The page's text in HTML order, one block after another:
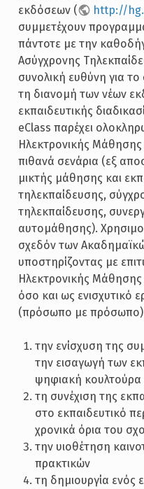
εκδόσεων (
http://
συμμετέχουν
πάντοτε με την
Ασύγχρονης
συνολική ευθύνη για
τη διανομή των νέων
εκπαιδευτικής
eClass παρέχει
Ηλεκτρονικής
πιθανά σενάρια (εξ
μικτής μάθησης και
τηλεκπαίδευσης,
τηλεκπαίδευσης,
αυτομάθησης).
σχεδόν των
υποστηρίζοντας με
Ηλεκτρονικής
όσο και ως ενισχυτικό
(πρόσωπο με πρόσωπο)
την ενίσχυση της
την εισαγωγή των
ψηφιακή κουλτούρα
τη συνέχιση της
στο εκπαιδευτικό
χρονικά όρια του
την υιοθέτηση
πρακτικών
τη δημιουργία ενός